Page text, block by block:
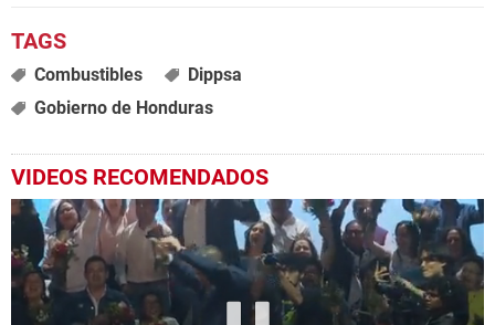
Combustibles
Dippsa
Gobierno de Honduras
VIDEOS RECOMENDADOS